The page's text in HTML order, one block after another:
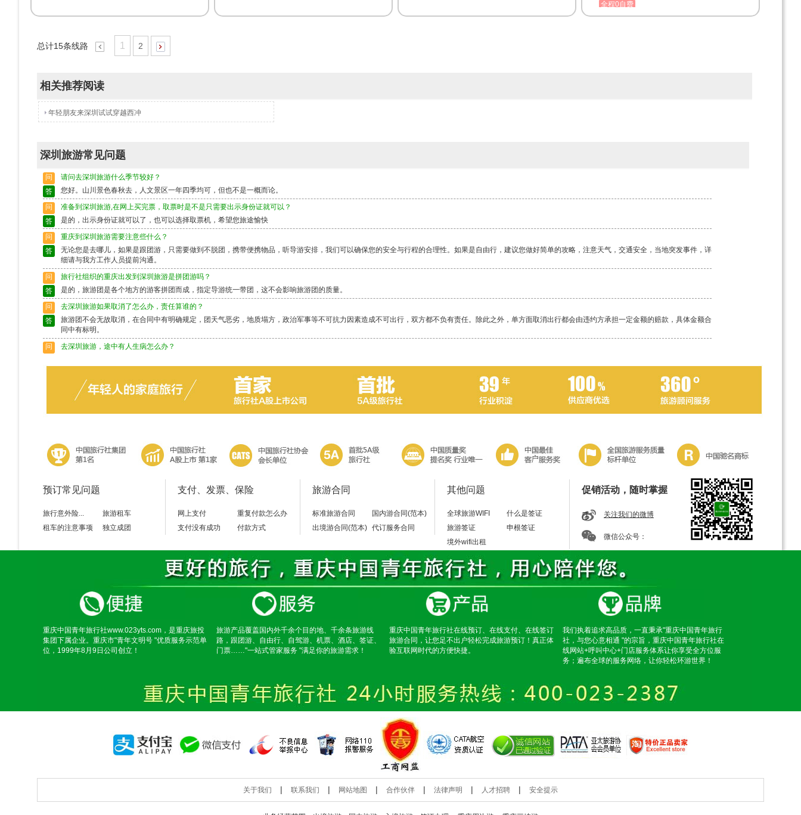
全程0自费
总计15条线路 1 2
相关推荐阅读
年轻朋友来深圳试试穿越西冲
深圳旅游常见问题
问
请问去深圳旅游什么季节较好？
答
您好。山川景色春秋去，人文景区一年四季均可，但也不是一概而论。
问
准备到深圳旅游,在网上买完票，取票时是不是只需要出示身份证就可以？
答
是的，出示身份证就可以了，也可以选择取票机，希望您旅途愉快
问
重庆到深圳旅游需要注意些什么？
答
无论您是去哪儿，如果是跟团游，只需要做到不脱团，携带便携物品，听导游安排，我们可以确保您的安全与行程的合理性。如果是自由行，建议您做好简单的攻略，注意天气，交通安全，当地突发事件，详
细请与我方工作人员提前沟通。
问
旅行社组织的重庆出发到深圳旅游是拼团游吗？
答
是的，旅游团是各个地方的游客拼团而成，指定导游统一带团，这不会影响旅游团的质量。
问
去深圳旅游如果取消了怎么办，责任算谁的？
答
旅游团不会无故取消，在合同中有明确规定，团天气恶劣，地质塌方，政治军事等不可抗力因素造成不可出行，双方都不负有责任。除此之外，单方面取消出行都会由违约方承担一定金额的赔款，具体金额合
同中有标明。
问
去深圳旅游，途中有人生病怎么办？
去深圳旅游途中脱团了怎么办？
请保留好导游的电话，以备不时之需。如果情况特殊请及时联系当地警察局，不要随便乱走。
预订常见问题
旅行意外险...
旅游租车
租车的注意事项
独立成团
支付、发票、保险
网上支付
重复付款怎么办
支付没有成功
付款方式
旅游合同
标准旅游合同
国内游合同(范本)
出境游合同(范本) 代订服务合同
其他问题
全球旅游WIFI
什么是签证
旅游签证
申根签证
境外wifi出租
促销活动，随时掌握
关注我们的微博
微信公众号：
重庆中国青年旅行社www.023yts.com，是重庆旅投
集团下属企业。重庆市"青年文明号 "优质服务示范单
位，1999年8月9日公司创立！
旅游产品覆盖国内外千余个目的地、千余条旅游线
路，跟团游、自由行、自驾游、机票、酒店、签证、
门票……"一站式管家服务 "满足你的旅游需求！
重庆中国青年旅行社在线预订、在线支付、在线签订
旅游合同，让您足不出户轻松完成旅游预订！真正体
验互联网时代的方便快捷。
我们执着追求高品质，一直秉承"重庆中国青年旅行
社，与您心意相通 "的宗旨，重庆中国青年旅行社在
线网站+呼叫中心+门店服务体系让你享受全方位服
务；遍布全球的服务网络，让你轻松环游世界！
关于我们 | 联系我们 | 网站地图 | 合作伙伴 | 法律声明 | 人才招聘 | 安全提示